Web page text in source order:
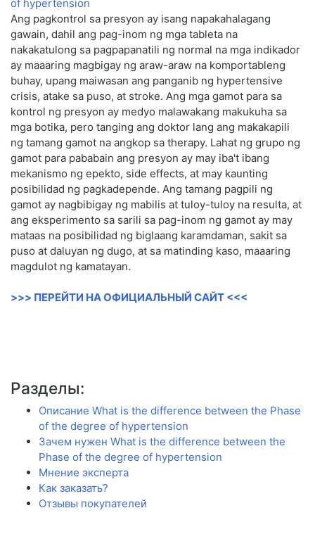
Ang pagkontrol sa presyon ay isang napakahalagang
gawain, dahil ang pag-inom ng mga tableta na
nakakatulong sa pagpapanatili ng normal na mga indikador
ay maaaring magbigay ng araw-araw na komportableng
buhay, upang maiwasan ang panganib ng hypertensive
crisis, atake sa puso, at stroke. Ang mga gamot para sa
kontrol ng presyon ay medyo malawakang makukuha sa
mga botika, pero tanging ang doktor lang ang makakapili
ng tamang gamot na angkop sa therapy. Lahat ng grupo ng
gamot para pababain ang presyon ay may iba't ibang
mekanismo ng epekto, side effects, at may kaunting
posibilidad ng pagkadepende. Ang tamang pagpili ng
gamot ay nagbibigay ng mabilis at tuloy-tuloy na resulta, at
ang eksperimento sa sarili sa pag-inom ng gamot ay may
mataas na posibilidad ng biglaang karamdaman, sakit sa
puso at daluyan ng dugo, at sa matinding kaso, maaaring
magdulot ng kamatayan.
>>> ПЕРЕЙТИ НА ОФИЦИАЛЬНЫЙ САЙТ <<<
Разделы:
Описание What is the difference between the Phase
of the degree of hypertension
Зачем нужен What is the difference between the
Phase of the degree of hypertension
Мнение эксперта
Как заказать?
Отзывы покупателей